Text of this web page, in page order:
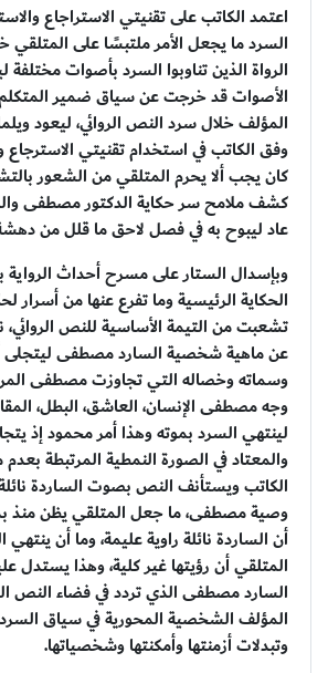
اعتمد الكاتب على تقنيتي الاستراجاع
السرد ما يجعل الأمر ملتبسًا على المتلقي
الرواة الذين تناوبوا السرد بأصوات مختلفة
الأصوات قد خرجت عن سياق ضمير
المؤلف خلال سرد النص الروائي، ليعود
وفق الكاتب في استخدام تقنيتي الاسترجاع
كان يجب ألا يحرم المتلقي من الشعور
كشف ملامح سر حكاية الدكتور مصطفى
عاد ليبوح به في فصل لاحق ما قلل من
وبإسدال الستار على مسرح أحداث الرواية
الحكاية الرئيسية وما تفرع عنها من أسرار
تشعبت من التيمة الأساسية للنص الروائي،
عن ماهية شخصية السارد مصطفى ليتجلى
وسماته وخصاله التي تجاوزت مصطفى
وجه مصطفى الإنسان، العاشق، البطل،
لينتهي السرد بموته وهذا أمر محمود إذ
والمعتاد في الصورة النمطية المرتبطة
الكاتب ويستأنف النص بصوت الساردة
وصية مصطفى، ما جعل المتلقي يظن منذ
أن الساردة نائلة راوية عليمة، وما أن
المتلقي أن رؤيتها غير كلية، وهذا
السارد مصطفى الذي تردد في فضاء النص
المؤلف الشخصية المحورية في سياق السرد
وتبدلات أزمنتها وأمكنتها وشخصياتها.